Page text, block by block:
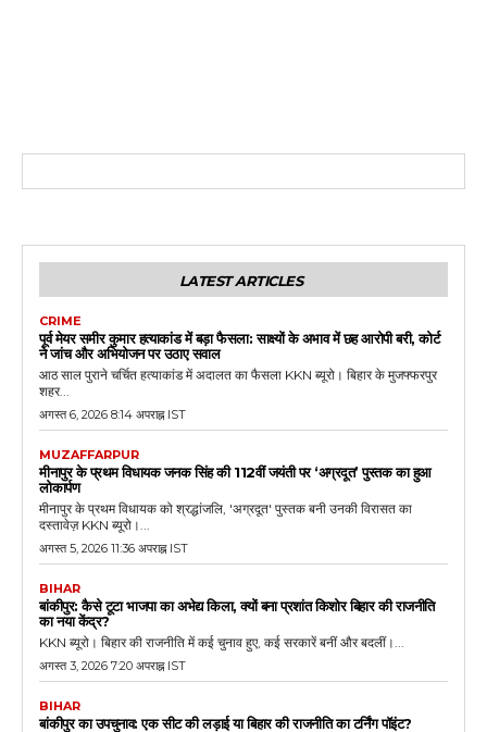
LATEST ARTICLES
CRIME
पूर्व मेयर समीर कुमार हत्याकांड में बड़ा फैसला: साक्ष्यों के अभाव में छह आरोपी बरी, कोर्ट
ने जांच और अभियोजन पर उठाए सवाल
आठ साल पुराने चर्चित हत्याकांड में अदालत का फैसला KKN ब्यूरो। बिहार के मुजफ्फरपुर
शहर...
अगस्त 6, 2026 8:14 अपराह्न IST
MUZAFFARPUR
मीनापुर के प्रथम विधायक जनक सिंह की 112वीं जयंती पर ‘अग्रदूत’ पुस्तक का हुआ
लोकार्पण
मीनापुर के प्रथम विधायक को श्रद्धांजलि, 'अग्रदूत' पुस्तक बनी उनकी विरासत का
दस्तावेज़ KKN ब्यूरो।...
अगस्त 5, 2026 11:36 अपराह्न IST
BIHAR
बांकीपुर: कैसे टूटा भाजपा का अभेद्य किला, क्यों बना प्रशांत किशोर बिहार की राजनीति
का नया केंद्र?
KKN ब्यूरो। बिहार की राजनीति में कई चुनाव हुए, कई सरकारें बनीं और बदलीं।...
अगस्त 3, 2026 7:20 अपराह्न IST
BIHAR
बांकीपुर का उपचुनाव: एक सीट की लड़ाई या बिहार की राजनीति का टर्निंग पॉइंट?